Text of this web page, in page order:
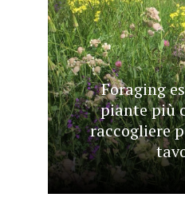
Foraging
piante più
raccogliere